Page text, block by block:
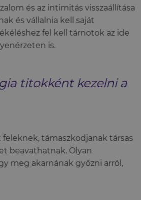
és az intimitás visszaállítása
és vállalnia kell saját
fel kell tárnotok az ide
is.
titokként kezelni a
feleknek, támaszkodjanak társas
beavathatnak. Olyan
meg akarnának győzni arról,